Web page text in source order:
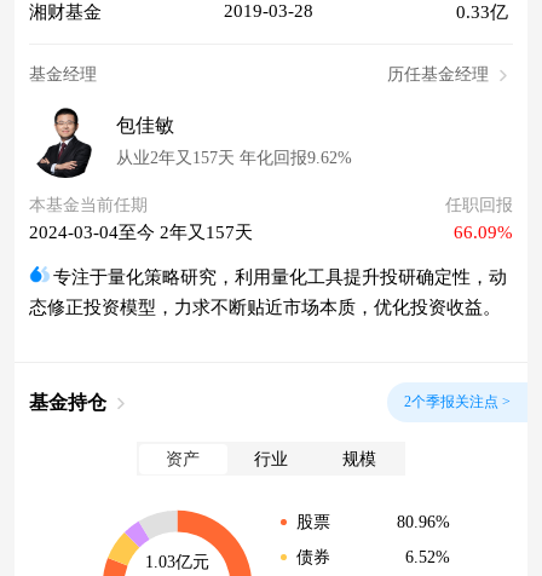
湘财基金 2019-03-28 0.33亿
基金经理 历任基金经理
包佳敏
从业2年又157天 年化回报9.62%
本基金当前任期
2024-03-04至今 2年又157天
任职回报
66.09%
专注于量化策略研究，利用量化工具提升投研确定性，动
态修正投资模型，力求不断贴近市场本质，优化投资收益。
基金持仓 2个季报关注点 >
资产 行业 规模
1.03亿元
股票
80.96%
债券
6.52%